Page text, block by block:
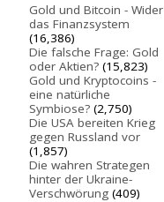
Gold und Bitcoin - Wider
das Finanzsystem
(16,386)
Die falsche Frage: Gold
oder Aktien? (15,823)
Gold und Kryptocoins -
eine natürliche
Symbiose? (2,750)
Die USA bereiten Krieg
gegen Russland vor
(1,857)
Die wahren Strategen
hinter der Ukraine-
Verschwörung (409)